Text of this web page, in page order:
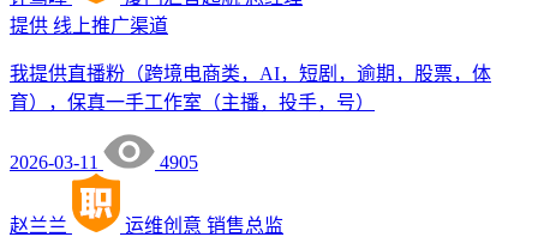
提供 线上推广渠道
我提供直播粉（跨境电商类，AI，短剧，逾期，股票，体
育），保真一手工作室（主播，投手，号）
2026-03-11 4905
赵兰兰 运维创意 销售总监